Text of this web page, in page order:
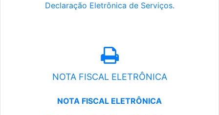
Declaração Eletrônica de Serviços.
NOTA FISCAL ELETRÔNICA
NOTA FISCAL ELETRÔNICA